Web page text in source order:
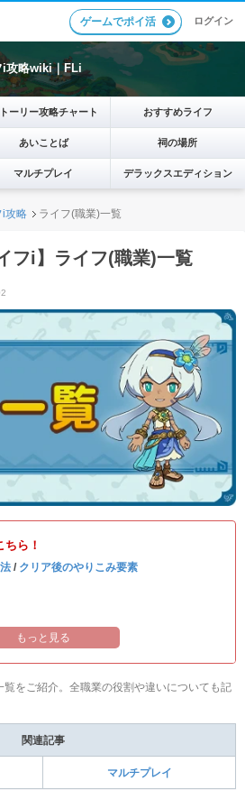
ゲームでポイ活 ログイン
i攻略wiki｜FLi
ーリー攻略チャート おすすめライフ
あいことば 祠の場所
マルチプレイ デラックスエディション
i攻略 ライフ(職業)一覧
フi】ライフ(職業)一覧
ら！
/ クリア後のやりこみ要素
記事はこちら！
もっと見る
をご紹介。全職業の役割や違いについても記
関連記事
マルチプレイ